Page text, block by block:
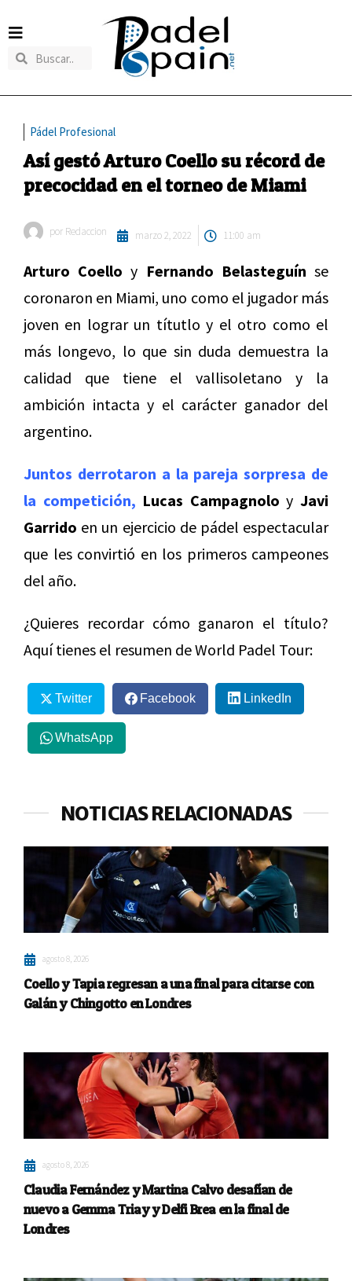
Pádel Profesional
Así gestó Arturo Coello su récord de
precocidad en el torneo de Miami
por Redaccion marzo 2, 2022 11:00 am
Arturo Coello y Fernando Belasteguínse
coronaron en Miami, uno como el jugador más
joven en lograr un títutlo y el otro como el
más longevo, lo que sin duda demuestra la
calidad que tiene el vallisoletano y la
ambición intacta y el carácter ganador del
argentino.
Juntos derrotaron a la pareja sorpresa de
la competición, Lucas Campagnolo y Javi
Garrido en un ejercicio de pádel espectacular
que les convirtió en los primeros campeones
del año.
¿Quieres recordar cómo ganaron el título?
Aquí tienes el resumen de World Padel Tour:
Twitter Facebook LinkedIn
WhatsApp
NOTICIAS RELACIONADAS
agosto 8, 2026
Coello y Tapia regresan a una final para citarse con
Galán y Chingotto en Londres
agosto 8, 2026
Claudia Fernández y Martina Calvo desafían de
nuevo a Gemma Triay y Delfi Brea en la final de
Londres